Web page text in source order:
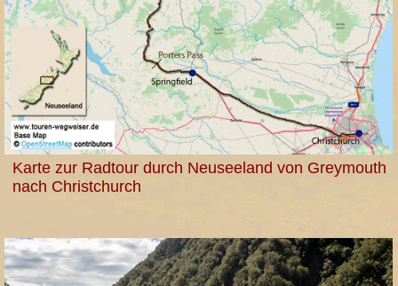
Karte zur Radtour durch Neuseeland von Greymouth
nach Christchurch